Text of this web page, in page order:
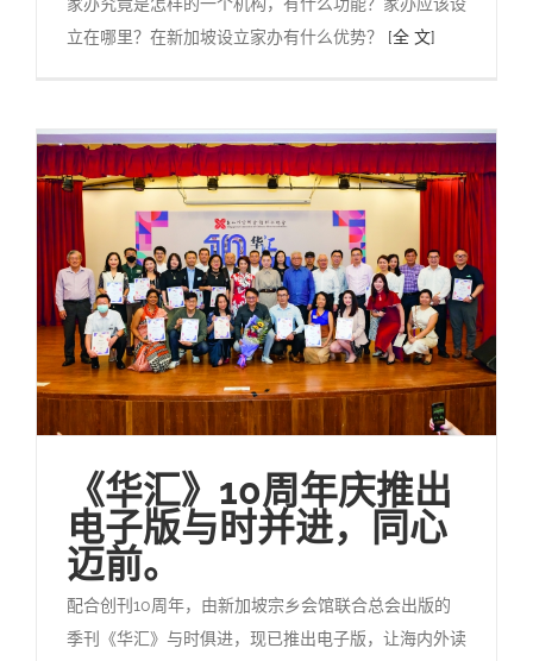
立在哪里？在新加坡设立家办有什么优势？ [全 文]
《华汇》10周年庆推出
电子版与时并进，同心
迈前。
配合创刊10周年，由新加坡宗乡会馆联合总会出版的
季刊《华汇》与时俱进，现已推出电子版，让海内外读